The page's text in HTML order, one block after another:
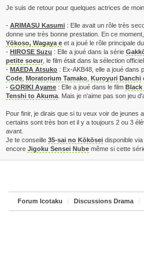
Je suis de retour pour quelques actrices de
- ARIMASU Kasumi : Elle avait un rôle très
donne une très bonne prestation. En ce
Yōkoso, Wagaya e et a joué le rôle principale
- HIROSE Suzu : Elle a joué dans la série
petite soeur , le film était dans la sélection
- MAEDA Atsuko : Ex-AKB48, elle a joué dans
Code Moratorium Tamako Kuroyuri Danchi
- GORIKI Ayame : Elle a joué dans le film Black
Tenshi to Akuma . Mais je n'aime pas son jeu
Pour finir, je dirais que si tu veux voir de jeunes
certains sont très bon et il y a toujours 2 ou 3
avant.
Je te conseille 35-sai no Kōkōsei disponible
encore Jigoku Sensei Nube même si cette
Forum Icotaku Discussions Drama